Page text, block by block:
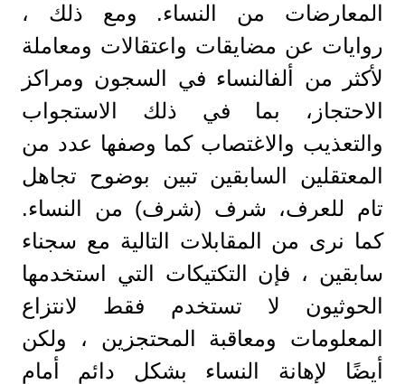
المعارضات من النساء. ومع ذلك ،
روايات عن مضايقات واعتقالات ومعاملة
لأكثر من ألفالنساء في السجون ومراكز
الاحتجاز، بما في ذلك الاستجواب
والتعذيب والاغتصاب كما وصفها عدد من
المعتقلين السابقين تبين بوضوح تجاهل
تام للعرف، شرف (شرف) من النساء.
كما نرى من المقابلات التالية مع سجناء
سابقين ، فإن التكتيكات التي استخدمها
الحوثيون لا تستخدم فقط لانتزاع
المعلومات ومعاقبة المحتجزين ، ولكن
أيضًا لإهانة النساء بشكل دائم أمام